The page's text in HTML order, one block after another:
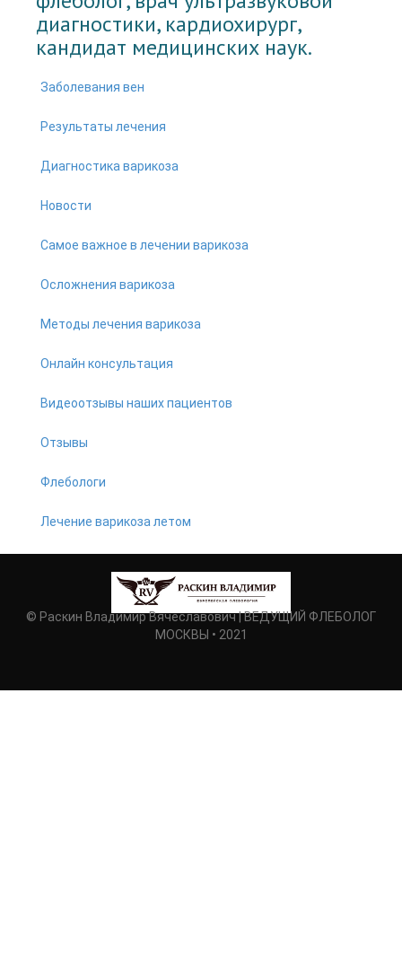
диагностики, кардиохирург,
кандидат медицинских наук.
Заболевания вен
Результаты лечения
Диагностика варикоза
Новости
Самое важное в лечении варикоза
Осложнения варикоза
Методы лечения варикоза
Онлайн консультация
Видеоотзывы наших пациентов
Отзывы
Флебологи
Лечение варикоза летом
© Раскин Владимир Вячеславович | ВЕДУЩИЙ ФЛЕБОЛОГ
МОСКВЫ • 2021